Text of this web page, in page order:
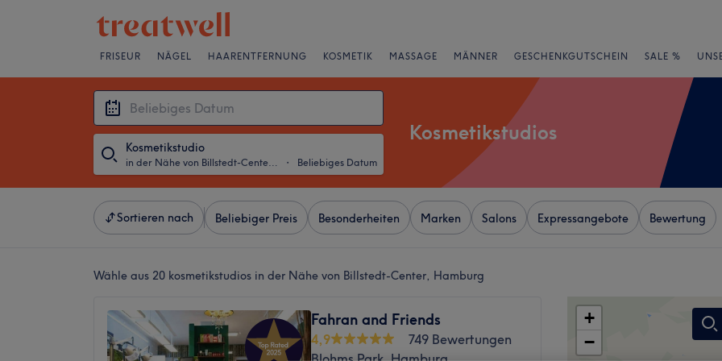
FRISEUR NÄGEL HAARENTFERNUNG KOSMETIK MASSAGE MÄNNER GESCHENKGUTSCHEIN SALE %
Kosmetikstudio
in der Nähe von Billstedt-Center, Hamburg ・ Beliebiges Datum
Kosmetikstudios
Sortieren nach Beliebiger Preis Besonderheiten Marken Salons Expressangebote Bewertung
Wähle aus 20 kosmetikstudios in der Nähe von Billstedt-Center, Hamburg
Fahran and Friends
4,9
749 Bewertungen
+
−